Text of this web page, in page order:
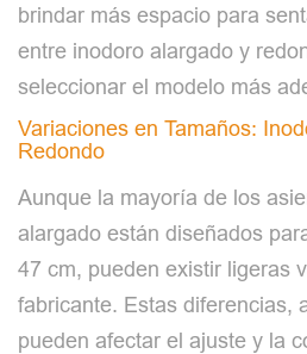
brindar más espacio para
entre inodoro alargado y
seleccionar el modelo más
Variaciones en Tamaños:
Redondo
Aunque la mayoría de los
alargado están diseñados
47 cm, pueden existir ligeras
fabricante. Estas diferencias,
pueden afectar el ajuste y la